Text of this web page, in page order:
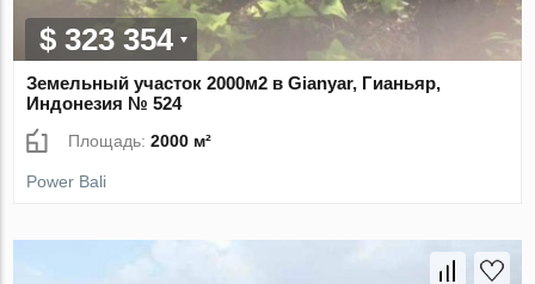
$ 323 354
Земельный участок 2000м2 в Gianyar, Гианьяр,
Индонезия № 524
Площадь:2000 м²
Power Bali